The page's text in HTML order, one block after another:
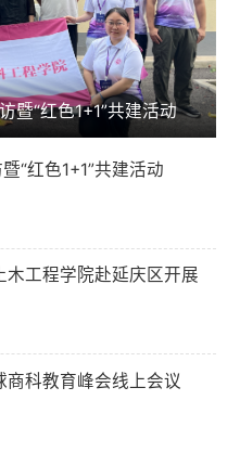
暨“红色1+1”共建活动
“红色1+1”共建活动
工程学院赴延庆区开展
商科教育峰会线上会议